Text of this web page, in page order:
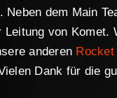
Neben dem Main
Leitung von
anderen Rocket
Dank für die